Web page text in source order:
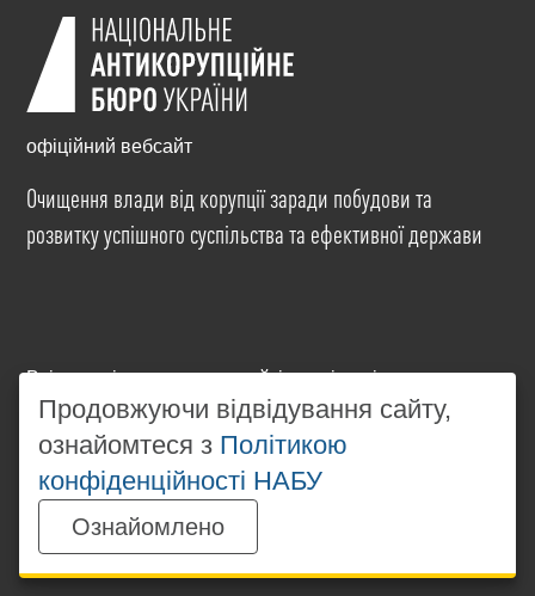
офіційний вебсайт
Очищення влади від корупції заради побудови та
розвитку успішного суспільства та ефективної держави
Всі матеріали на цьому сайті розміщені на умовах
ліцензіїCreative Commons Attribution-NonCommercial-
NoDerivatives 4.0 International. Використання будь-
яких матеріалів, розміщених на сайті, дозволяється
за умови посилання наwww.nabu.gov.ua
незалежності від повного або часткового
використання матеріалів.
Продовжуючи відвідування сайту,
ознайомтеся з Політикою
конфіденційності НАБУ
Ознайомлено